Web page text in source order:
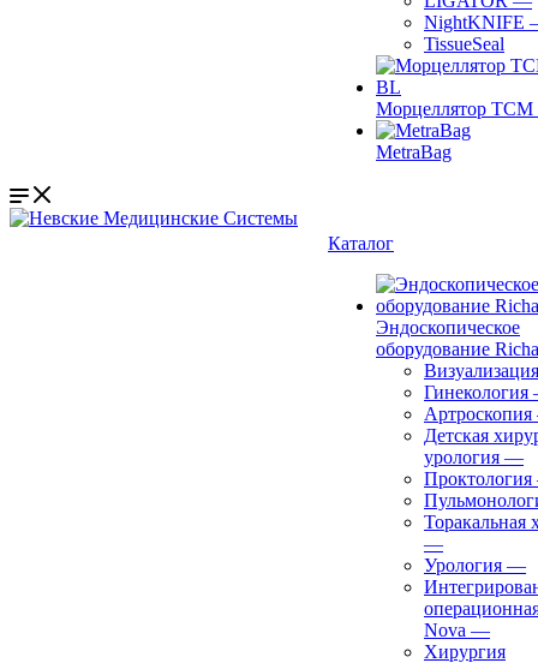
NightKNIFE
TissueSeal
Морцеллятор ТСМ
MetraBag
Каталог
Эндоскопическое
оборудование
Визуализация
Гинекология
Артроскопия
Детская
урология —
Проктология
Торакальная
—
Урология —
Nova —
Хирургия